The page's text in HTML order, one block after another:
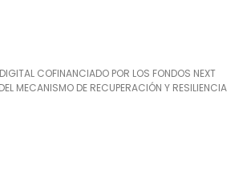
COFINANCIADO POR LOS FONDOS NEXT
MECANISMO DE RECUPERACIÓN Y RESILIENCIA